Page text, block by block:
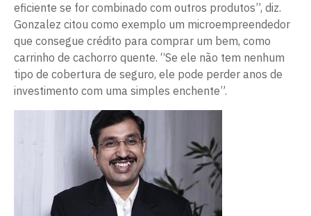
eficiente se for combinado com outros produtos”, diz.
Gonzalez citou como exemplo um microempreendedor
que consegue crédito para comprar um bem, como
carrinho de cachorro quente. “Se ele não tem nenhum
tipo de cobertura de seguro, ele pode perder anos de
investimento com uma simples enchente”.